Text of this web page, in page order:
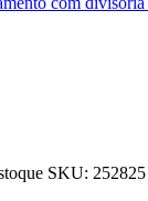
SKU: 252825